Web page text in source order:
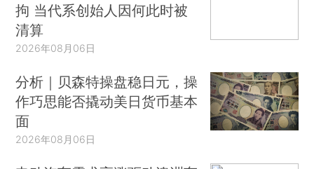
拘 当代系创始人因何此时被
清算
2026年08月06日
分析｜贝森特操盘稳日元，操
作巧思能否撬动美日货币基本
面
2026年08月06日